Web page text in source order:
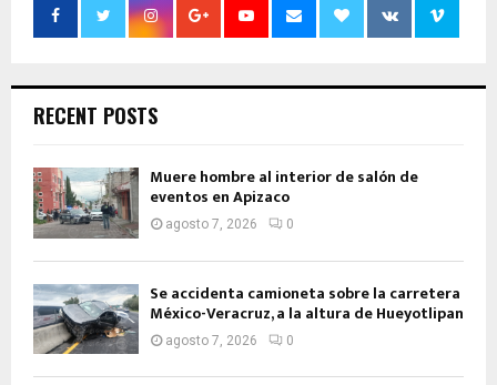
RECENT POSTS
Muere hombre al interior de salón de
eventos en Apizaco
agosto 7, 2026 0
Se accidenta camioneta sobre la carretera
México-Veracruz, a la altura de Hueyotlipan
agosto 7, 2026 0